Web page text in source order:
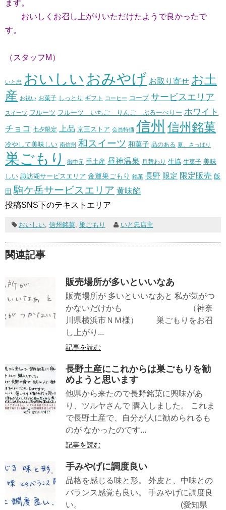
ます。
おいしくお召し上がりいただけたようで良かったで
す。
（スタッフM）
いと忠 おいしい おみやげ お取り寄せ お土
産 お祝い お菓子 しっとり ギフト コーヒー コープ サービスエリア
スイーツ フルーツ フルーツ いちご りんご ぶるーべりー ホワイト
チョコ 七夕限定 上品 京王ストア 会員特価 信州 信州銘菓
冷やして美味しい 南信州 和スイーツ 和菓子 品のある 夏、さっぱり
巣ごもり 御中元 手土産 昼神温泉 月替わり 生協 生菓子 美味
しい 諏訪湖サービスエリア 金運巣ごもり 銘菓 長野 限定 限定販売 飯
田 駒ケ岳サービスエリア 黄味餡
投稿SNS下のテキストエリア
おいしい, 信州銘菓, 巣ごもり いと忠店主
関連記事
販売場所が多いといいなあ
販売場所が 多いといいなあと 私が気がつ
かないだけかも （神奈
川県横浜市ＮＭ様） 巣ごもりをお召
し上がり...
記事を読む
長野土産にこれからは巣ごもりを勧
めようと思います
他県から来たので長野銘菓に興味があ
り、ツルヤさんで 購入しました。 これま
で長野土産で、自分が人に勧められるも
のが なかったのです...
記事を読む
手みやげに調度良い
品格を感じる味と形。 外皮と、中味との
バランス感覚も良い。 手みやげに調度良
い。 (愛知県